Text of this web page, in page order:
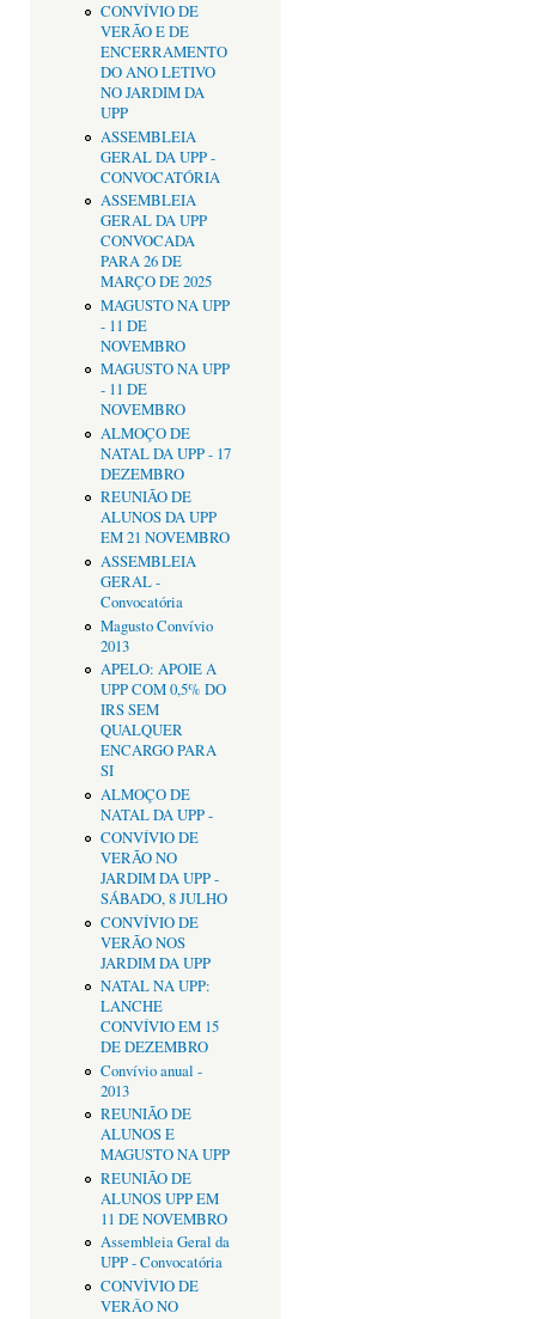
CONVÍVIO DE
VERÃO E DE
ENCERRAMENTO
DO ANO LETIVO
NO JARDIM DA
UPP
ASSEMBLEIA
GERAL DA UPP -
CONVOCATÓRIA
ASSEMBLEIA
GERAL DA UPP
CONVOCADA
PARA 26 DE
MARÇO DE 2025
MAGUSTO NA UPP
- 11 DE
NOVEMBRO
MAGUSTO NA UPP
- 11 DE
NOVEMBRO
ALMOÇO DE
NATAL DA UPP - 17
DEZEMBRO
REUNIÃO DE
ALUNOS DA UPP
EM 21 NOVEMBRO
ASSEMBLEIA
GERAL -
Convocatória
Magusto Convívio
2013
APELO: APOIE A
UPP COM 0,5% DO
IRS SEM
QUALQUER
ENCARGO PARA
SI
ALMOÇO DE
NATAL DA UPP -
CONVÍVIO DE
VERÃO NO
JARDIM DA UPP -
SÁBADO, 8 JULHO
CONVÍVIO DE
VERÃO NOS
JARDIM DA UPP
NATAL NA UPP:
LANCHE
CONVÍVIO EM 15
DE DEZEMBRO
Convívio anual -
2013
REUNIÃO DE
ALUNOS E
MAGUSTO NA UPP
REUNIÃO DE
ALUNOS UPP EM
11 DE NOVEMBRO
Assembleia Geral da
UPP - Convocatória
CONVÌVIO DE
VERÂO NO